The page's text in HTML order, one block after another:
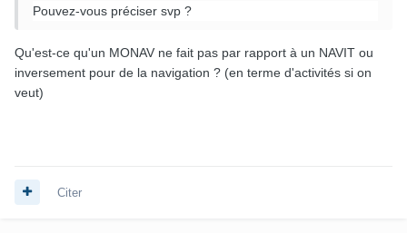
Pouvez-vous préciser svp ?
Qu'est-ce qu'un MONAV ne fait pas par rapport à un NAVIT ou
inversement pour de la navigation ? (en terme d'activités si on
veut)
Citer